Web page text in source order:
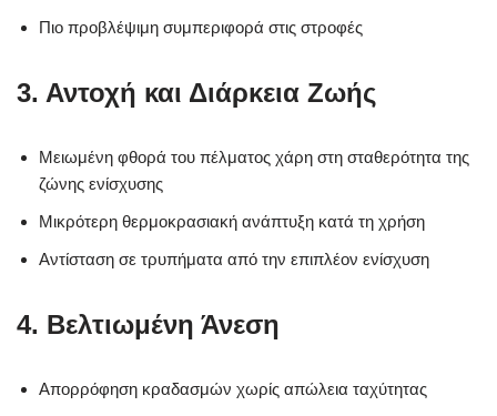
Πιο προβλέψιμη συμπεριφορά στις στροφές
3. Αντοχή και Διάρκεια Ζωής
Μειωμένη φθορά του πέλματος χάρη στη σταθερότητα της
ζώνης ενίσχυσης
Μικρότερη θερμοκρασιακή ανάπτυξη κατά τη χρήση
Αντίσταση σε τρυπήματα από την επιπλέον ενίσχυση
4. Βελτιωμένη Άνεση
Απορρόφηση κραδασμών χωρίς απώλεια ταχύτητας